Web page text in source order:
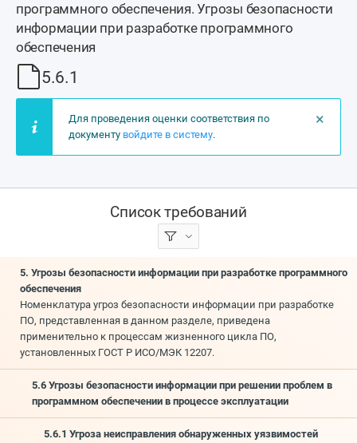
программного обеспечения. Угрозы безопасности
информации при разработке программного
обеспечения
5.6.1
×
Для проведения оценки соответствия по
документу войдите в систему.
Список требований
5. Угрозы безопасности информации при разработке программного
обеспечения
Номенклатура угроз безопасности информации при разработке
ПО, представленная в данном разделе, приведена
применительно к процессам жизненного цикла ПО,
установленных ГОСТ Р ИСО/МЭК 12207.
5.6 Угрозы безопасности информации при решении проблем в
программном обеспечении в процессе эксплуатации
5.6.1 Угроза неисправления обнаруженных уязвимостей